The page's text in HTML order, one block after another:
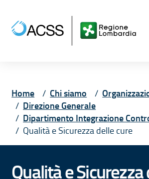
Home Chi siamo
Direzione Generale
Dipartimento Integrazione
Qualità e Sicurezza delle cure
Qualità e Sicurezza